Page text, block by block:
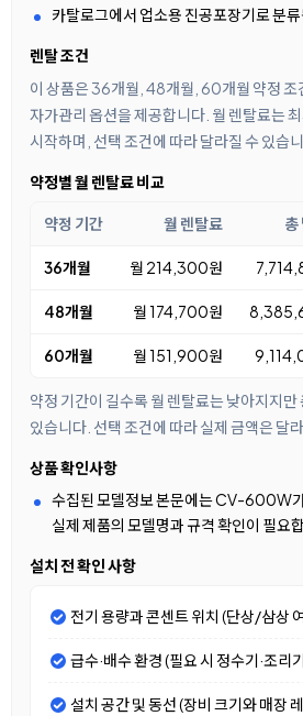
카탈로그에서 업소용 진공포장기로 분류
렌탈 조건
이 상품은 36개월, 48개월, 60개월 약정 조
자가관리 옵션을 제공합니다. 월 렌탈료는
시작하며, 선택 조건에 따라 달라질 수 있습
약정별 월 렌탈료 비교
약정 기간 월 렌탈료 총
36개월 월 214,300원
48개월 월 174,700원
60개월 월 151,900원
약정 기간이 길수록 월 렌탈료는 낮아지지만
있습니다. 선택 조건에 따라 실제 금액은 달
상품 확인사항
수집된 모델정보 본문에는 CV-600W
실제 제품의 모델명과 규격 확인이 필요
설치 전 확인 사항
전기 용량과 콘센트 위치 (단상/삼상
급수·배수 환경 (필요 시 정수기·조리
설치 공간 및 동선 (장비 크기와 매장